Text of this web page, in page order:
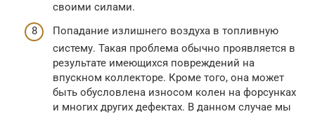
своими силами.
Попадание излишнего воздуха в топливную
систему. Такая проблема обычно проявляется в
результате имеющихся повреждений на
впускном коллекторе. Кроме того, она может
быть обусловлена износом колен на форсунках
и многих других дефектах. В данном случае мы